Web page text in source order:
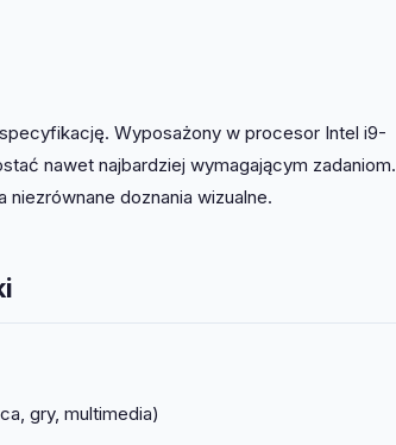
Wyposażony w procesor Intel i9-
nawet najbardziej wymagającym zadaniom.
doznania wizualne.
gry, multimedia)